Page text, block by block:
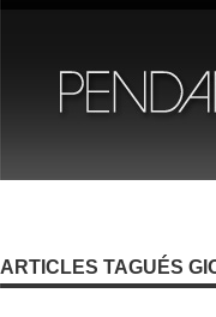
ARTICLES TAGUÉS